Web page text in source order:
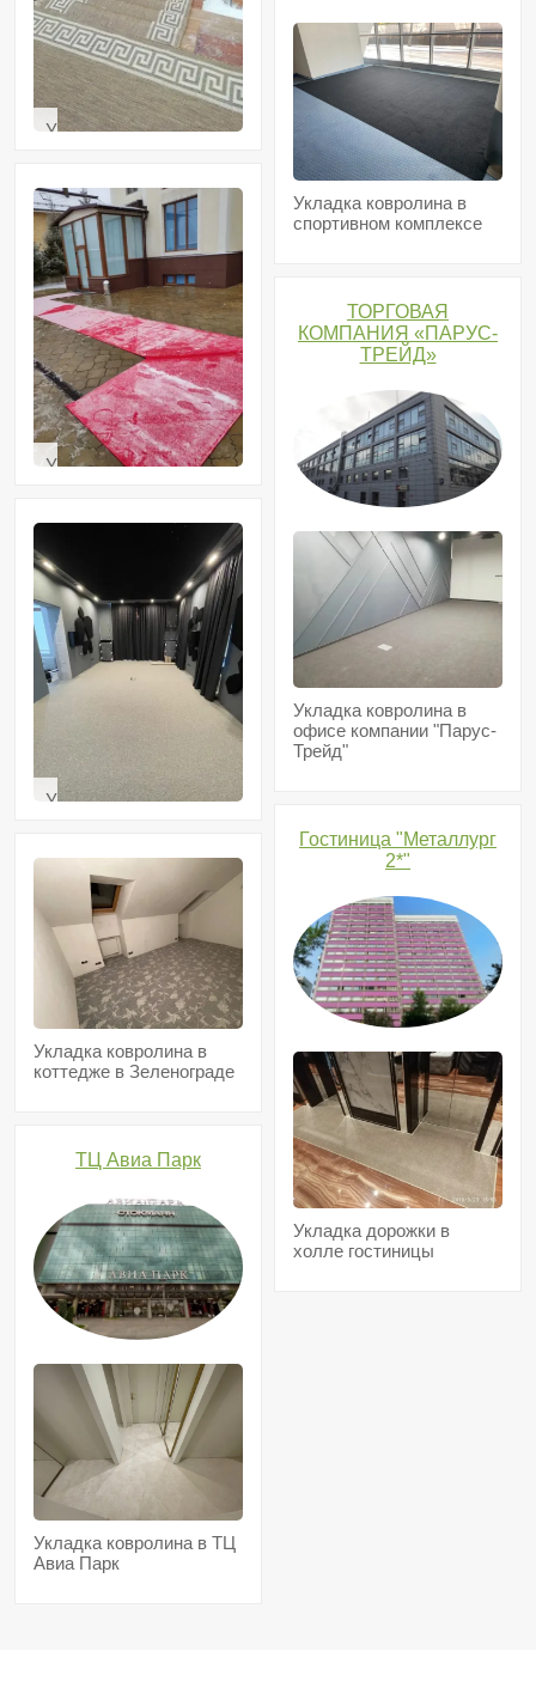
Укладка
коттедже
Укладка
коттеджа
Укладка
домашнем
кинозале
коттеджа
Укладка ковролина в
коттедже в Зеленограде
ТЦ Авиа Парк
Укладка ковролина в ТЦ
Авиа Парк
Укладка ковролина в
спортивном комплексе
ТОРГОВАЯ
КОМПАНИЯ «ПАРУС-
ТРЕЙД»
Укладка ковролина в
офисе компании "Парус-
Трейд"
Гостиница "Металлург
2*"
Укладка дорожки в
холле гостиницы